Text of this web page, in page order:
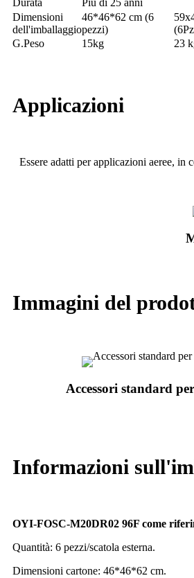
Dimensioni
dell'imballaggio
46*46*62 cm (6
pezzi)
G.Peso
15kg 23
Applicazioni
Essere adatti per applicazioni aeree, in
Immagini del
Accessori standard
Informazioni
OYI-FOSC-M20DR02 96F come
Quantità: 6 pezzi/scatola esterna.
Dimensioni cartone: 46*46*62 cm.